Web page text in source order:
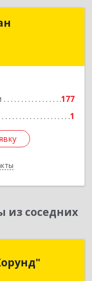
177
1
Иван
Подробнее
соседних
"Корунд"
г, Тарана